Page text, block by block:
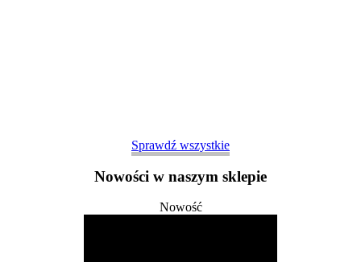
Sprawdź wszystkie
Nowości w naszym sklepie
Nowość